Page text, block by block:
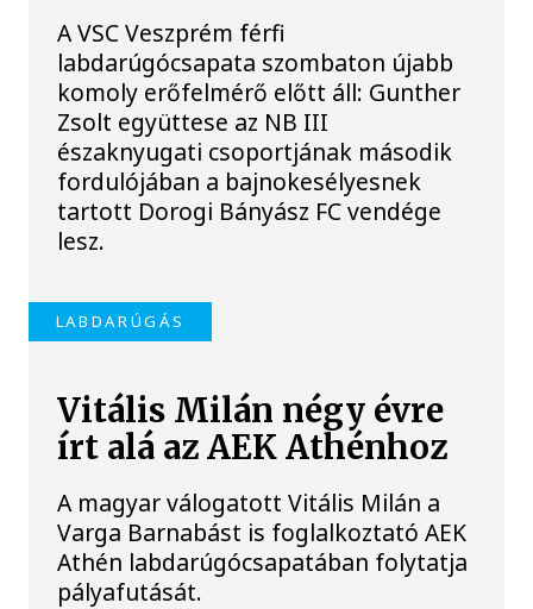
A VSC Veszprém férfi
labdarúgócsapata szombaton újabb
komoly erőfelmérő előtt áll: Gunther
Zsolt együttese az NB III
északnyugati csoportjának második
fordulójában a bajnokesélyesnek
tartott Dorogi Bányász FC vendége
lesz.
LABDARÚGÁS
Vitális Milán négy évre
írt alá az AEK Athénhoz
A magyar válogatott Vitális Milán a
Varga Barnabást is foglalkoztató AEK
Athén labdarúgócsapatában folytatja
pályafutását.